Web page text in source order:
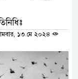
১৩ মে ২০২৪